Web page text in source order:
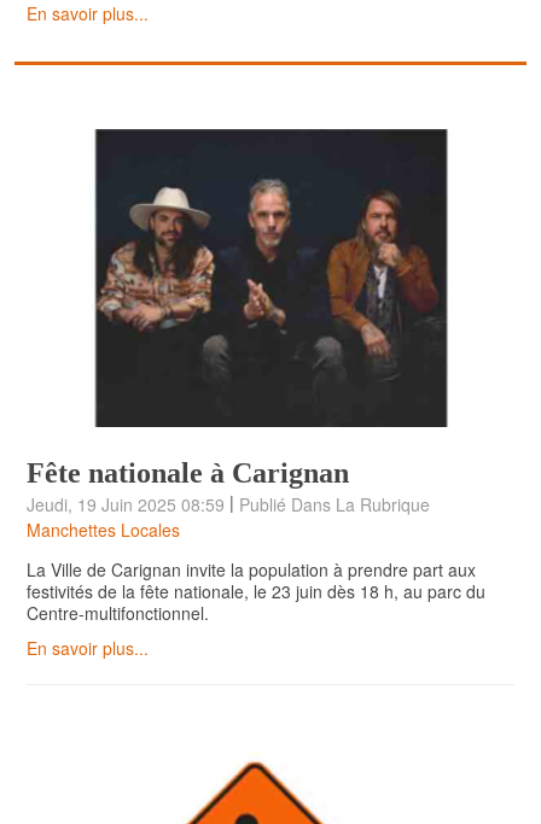
En savoir plus...
Fête nationale à Carignan
Jeudi, 19 Juin 2025 08:59 | Publié Dans La Rubrique
Manchettes Locales
La Ville de Carignan invite la population à prendre part aux
festivités de la fête nationale, le 23 juin dès 18 h, au parc du
Centre-multifonctionnel.
En savoir plus...